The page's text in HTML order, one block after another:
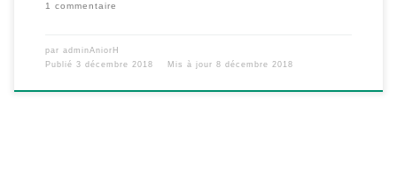
1 commentaire
par adminAniorH
Publié 3 décembre 2018 Mis à jour 8 décembre 2018